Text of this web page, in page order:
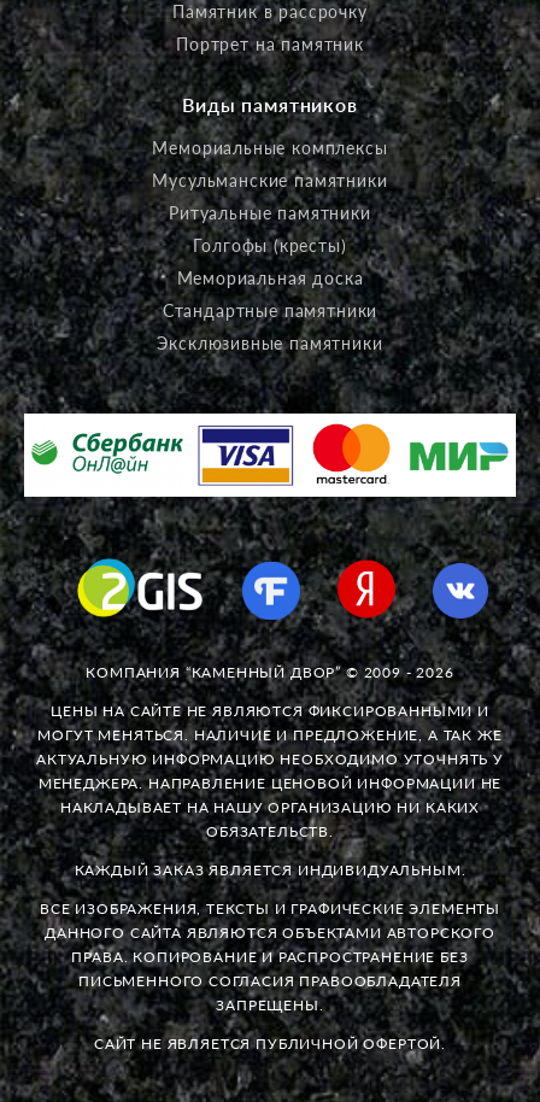
Памятник в рассрочку
Портрет на памятник
Виды памятников
Мемориальные комплексы
Мусульманские памятники
Ритуальные памятники
Голгофы (кресты)
Мемориальная доска
Стандартные памятники
Эксклюзивные памятники
КОМПАНИЯ “КАМЕННЫЙ ДВОР” © 2009 - 2026
ЦЕНЫ НА САЙТЕ НЕ ЯВЛЯЮТСЯ ФИКСИРОВАННЫМИ И
МОГУТ МЕНЯТЬСЯ. НАЛИЧИЕ И ПРЕДЛОЖЕНИЕ, А ТАК ЖЕ
АКТУАЛЬНУЮ ИНФОРМАЦИЮ НЕОБХОДИМО УТОЧНЯТЬ У
МЕНЕДЖЕРА. НАПРАВЛЕНИЕ ЦЕНОВОЙ ИНФОРМАЦИИ НЕ
НАКЛАДЫВАЕТ НА НАШУ ОРГАНИЗАЦИЮ НИ КАКИХ
ОБЯЗАТЕЛЬСТВ.
КАЖДЫЙ ЗАКАЗ ЯВЛЯЕТСЯ ИНДИВИДУАЛЬНЫМ.
ВСЕ ИЗОБРАЖЕНИЯ, ТЕКСТЫ И ГРАФИЧЕСКИЕ ЭЛЕМЕНТЫ
ДАННОГО САЙТА ЯВЛЯЮТСЯ ОБЪЕКТАМИ АВТОРСКОГО
ПРАВА. КОПИРОВАНИЕ И РАСПРОСТРАНЕНИЕ БЕЗ
ПИСЬМЕННОГО СОГЛАСИЯ ПРАВООБЛАДАТЕЛЯ
ЗАПРЕЩЕНЫ.
САЙТ НЕ ЯВЛЯЕТСЯ ПУБЛИЧНОЙ ОФЕРТОЙ.